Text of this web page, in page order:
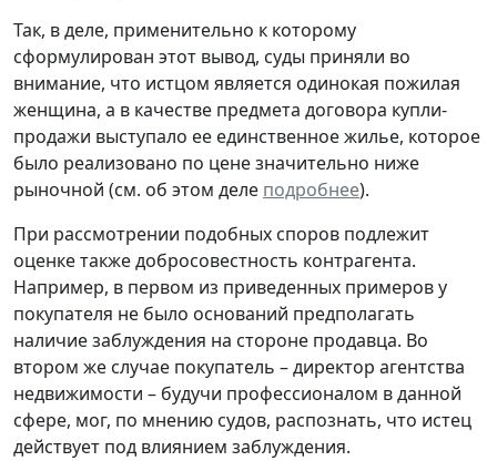
Так, в деле, применительно к которому
сформулирован этот вывод, суды приняли во
внимание, что истцом является одинокая пожилая
женщина, а в качестве предмета договора купли-
продажи выступало ее единственное жилье, которое
было реализовано по цене значительно ниже
рыночной (см. об этом деле подробнее).
При рассмотрении подобных споров подлежит
оценке также добросовестность контрагента.
Например, в первом из приведенных примеров у
покупателя не было оснований предполагать
наличие заблуждения на стороне продавца. Во
втором же случае покупатель – директор агентства
недвижимости – будучи профессионалом в данной
сфере, мог, по мнению судов, распознать, что истец
действует под влиянием заблуждения.